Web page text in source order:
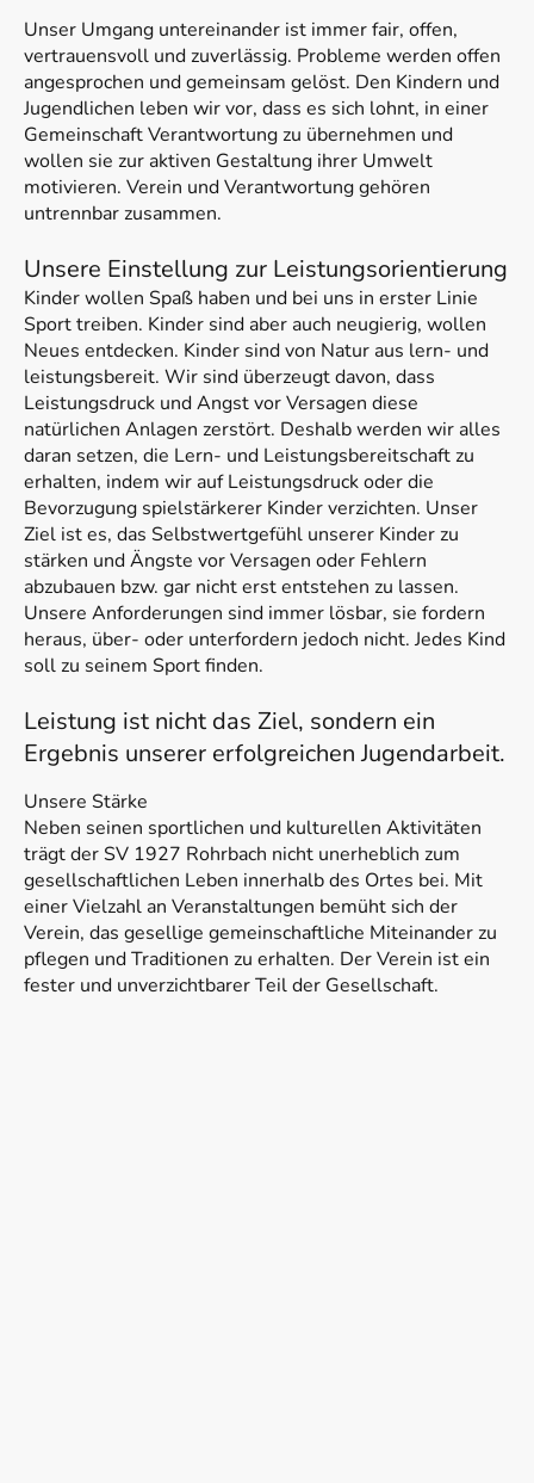
Unser Umgang untereinander ist immer fair, offen,
vertrauensvoll und zuverlässig. Probleme werden offen
angesprochen und gemeinsam gelöst. Den Kindern und
Jugendlichen leben wir vor, dass es sich lohnt, in einer
Gemeinschaft Verantwortung zu übernehmen und
wollen sie zur aktiven Gestaltung ihrer Umwelt
motivieren. Verein und Verantwortung gehören
untrennbar zusammen.
Unsere Einstellung zur Leistungsorientierung
Kinder wollen Spaß haben und bei uns in erster Linie
Sport treiben. Kinder sind aber auch neugierig, wollen
Neues entdecken. Kinder sind von Natur aus lern- und
leistungsbereit. Wir sind überzeugt davon, dass
Leistungsdruck und Angst vor Versagen diese
natürlichen Anlagen zerstört. Deshalb werden wir alles
daran setzen, die Lern- und Leistungsbereitschaft zu
erhalten, indem wir auf Leistungsdruck oder die
Bevorzugung spielstärkerer Kinder verzichten. Unser
Ziel ist es, das Selbstwertgefühl unserer Kinder zu
stärken und Ängste vor Versagen oder Fehlern
abzubauen bzw. gar nicht erst entstehen zu lassen.
Unsere Anforderungen sind immer lösbar, sie fordern
heraus, über- oder unterfordern jedoch nicht. Jedes Kind
soll zu seinem Sport finden.
Leistung ist nicht das Ziel, sondern ein
Ergebnis unserer erfolgreichen Jugendarbeit.
Unsere Stärke
Neben seinen sportlichen und kulturellen Aktivitäten
trägt der SV 1927 Rohrbach nicht unerheblich zum
gesellschaftlichen Leben innerhalb des Ortes bei. Mit
einer Vielzahl an Veranstaltungen bemüht sich der
Verein, das gesellige gemeinschaftliche Miteinander zu
pflegen und Traditionen zu erhalten. Der Verein ist ein
fester und unverzichtbarer Teil der Gesellschaft.